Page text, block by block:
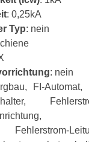
: 0,25kA
Typ: nein
: nein
FI-Automat,